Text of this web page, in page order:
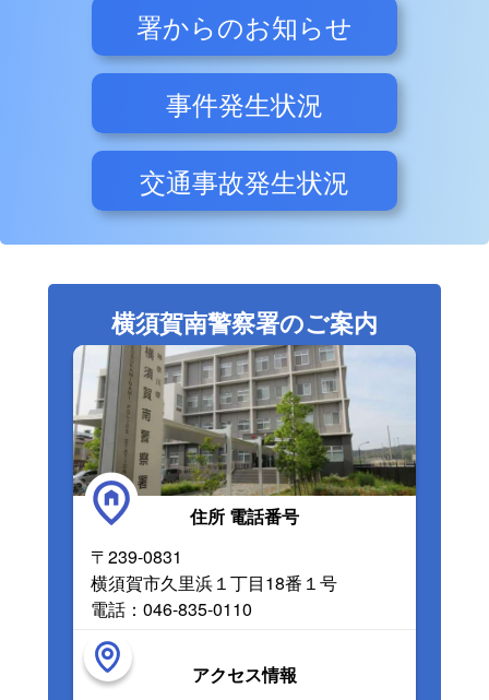
署からのお知らせ
事件発生状況
交通事故発生状況
横須賀南警察署のご案内
住所 電話番号
〒239-0831
横須賀市久里浜１丁目18番１号
電話：046-835-0110
アクセス情報